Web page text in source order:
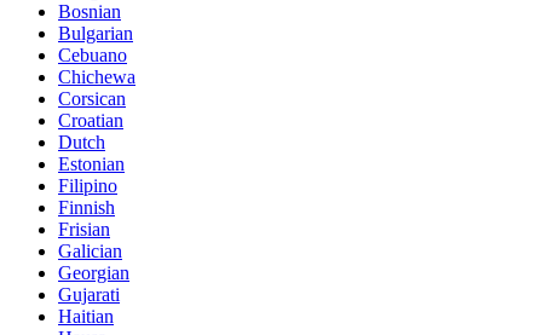
Bosnian
Bulgarian
Cebuano
Chichewa
Corsican
Croatian
Dutch
Estonian
Filipino
Finnish
Frisian
Galician
Georgian
Gujarati
Haitian